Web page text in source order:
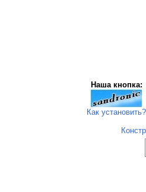
Наша кнопка:
Как установить?